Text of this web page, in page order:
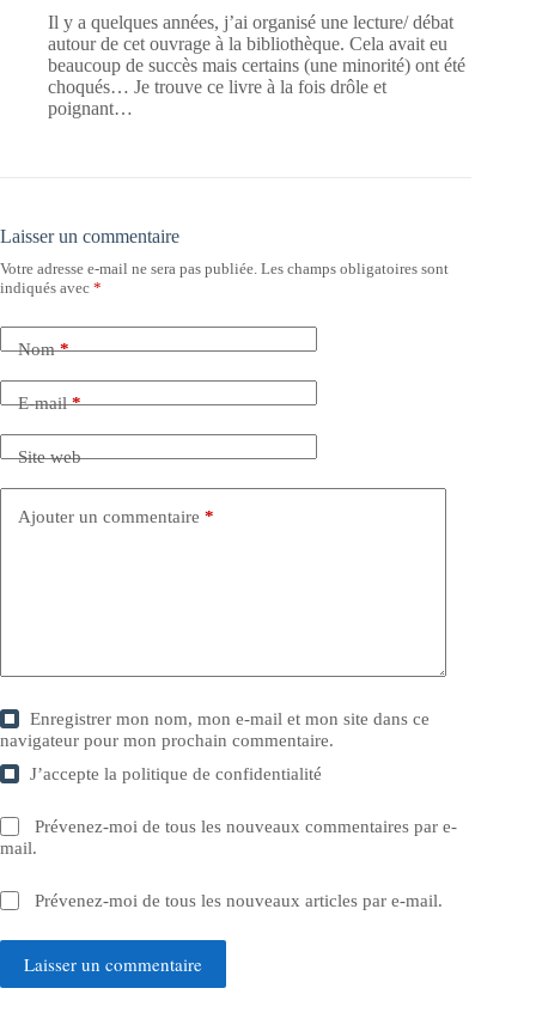
Il y a quelques années, j’ai organisé une lecture/ débat
autour de cet ouvrage à la bibliothèque. Cela avait eu
beaucoup de succès mais certains (une minorité) ont été
choqués… Je trouve ce livre à la fois drôle et
poignant…
Laisser un commentaire
Votre adresse e-mail ne sera pas publiée. Les champs obligatoires sont
indiqués avec *
Nom*
E-mail*
Site web
Ajouter un commentaire *
Enregistrer mon nom, mon e-mail et mon site dans ce
navigateur pour mon prochain commentaire.
J’accepte lapolitique de confidentialité
Prévenez-moi de tous les nouveaux commentaires par e-
mail.
Prévenez-moi de tous les nouveaux articles par e-mail.
Laisser un commentaire